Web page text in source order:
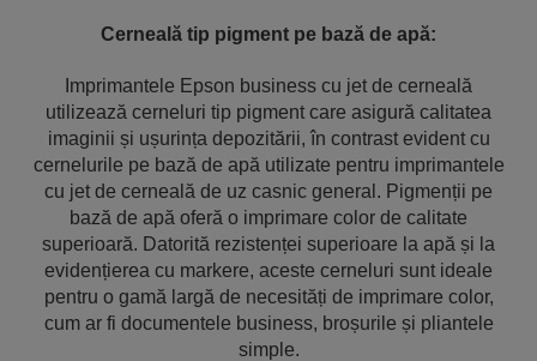
Cerneală tip pigment pe bază de apă:
Imprimantele Epson business cu jet de cerneală
utilizează cerneluri tip pigment care asigură calitatea
imaginii și ușurința depozitării, în contrast evident cu
cernelurile pe bază de apă utilizate pentru imprimantele
cu jet de cerneală de uz casnic general. Pigmenții pe
bază de apă oferă o imprimare color de calitate
superioară. Datorită rezistenței superioare la apă și la
evidențierea cu markere, aceste cerneluri sunt ideale
pentru o gamă largă de necesități de imprimare color,
cum ar fi documentele business, broșurile și pliantele
simple.